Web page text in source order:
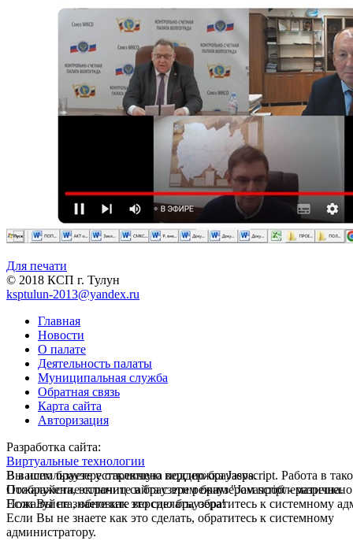
Для печати
© 2018 КСП г. Тулун
ksptulun-2013@yandex.ru
Главная
Новости
О палате
Деятельность палаты
Муниципальная служба
Обратная связь
Карта сайта
Авторизация
Разработка сайта:
Виртуальные технологии
В вашем браузере отключена поддержка Jasvscript. Работа в
Пожалуйста, включите в браузере режим "Javascript -
Если Вы не знаете как это сделать, обратитесь к системному
Вы используете устаревшую версию браузера.
Отображение страниц сайта с этим браузером проблематична.
Пожалуйста, обновите версию браузера!
Если Вы не знаете как это сделать, обратитесь к системному
администратору.